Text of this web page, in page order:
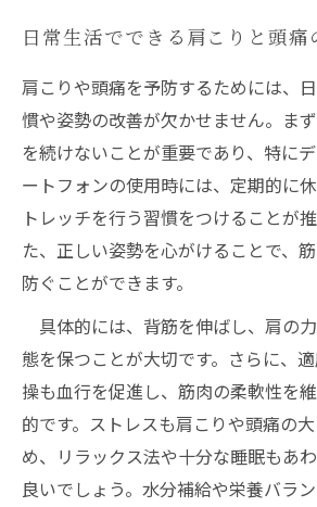
日常生活でできる肩こりと頭痛
肩こりや頭痛を予防するためには、
慣や姿勢の改善が欠かせません。ま
を続けないことが重要であり、特に
ートフォンの使用時には、定期的に
トレッチを行う習慣をつけることが
た、正しい姿勢を心がけることで、
防ぐことができます。
具体的には、背筋を伸ばし、肩の
態を保つことが大切です。さらに、
操も血行を促進し、筋肉の柔軟性を
的です。ストレスも肩こりや頭痛の
め、リラックス法や十分な睡眠もあ
良いでしょう。水分補給や栄養バラ